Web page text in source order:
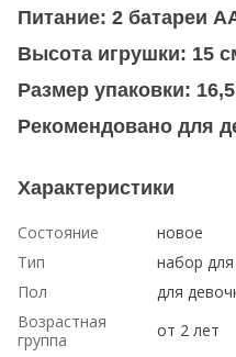
Питание: 2 батареи
Высота игрушки: 15
Размер упаковки:
Рекомендовано для
Характеристики
Состояние
новое
Тип
набор
Пол
для
Возрастная
группа
от 2 лет